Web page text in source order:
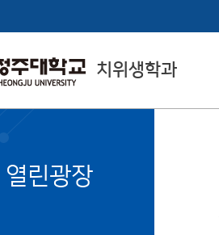
치위생학과
College of Health
& Medical Sciences
열린광장